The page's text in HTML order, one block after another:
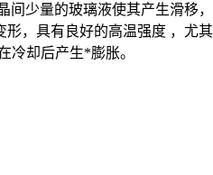
少量的玻璃液使其产生滑
，具有良好的高温强度 ，
冷却后产生*膨胀。